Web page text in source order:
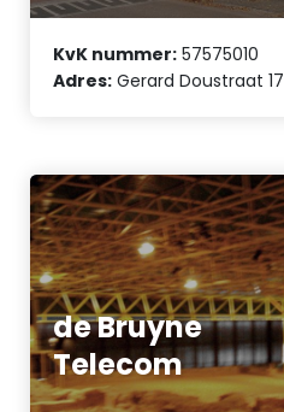
KvK nummer: 57575010
Adres: Gerard Doustraat 17
de Bruyne
Telecom